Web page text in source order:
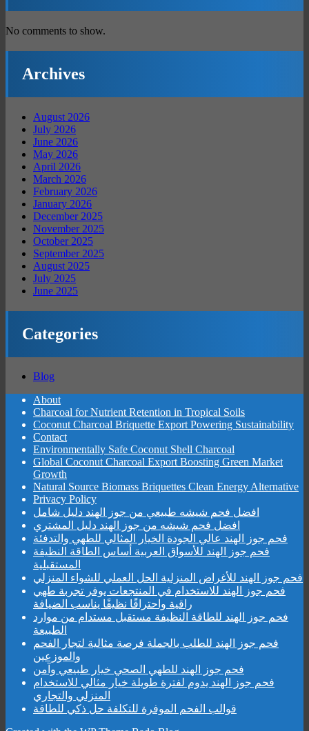
No comments to show.
Archives
August 2026
July 2026
June 2026
May 2026
April 2026
March 2026
February 2026
January 2026
December 2025
November 2025
October 2025
September 2025
August 2025
July 2025
June 2025
Categories
Blog
About
Charcoal for Nutrient Retention in Tropical Soils
Coconut Charcoal Briquette Export Powering Sustainability
Contact
Environmentally Safe Coconut Shell Charcoal
Global Coconut Charcoal Export Boosting Green Market
Growth
Natural Source Biomass Briquettes Clean Energy Alternative
Privacy Policy
افضل فحم شيشه طبيعي من جوز الهند دليل شامل
افضل فحم شيشه من جوز الهند دليل المشتري
فحم جوز الهند عالي الجودة الخيار المثالي للطهي والتدفئة
فحم جوز الهند للأسواق العربية أساس الطاقة النظيفة
المستقبلية
فحم جوز الهند للأغراض المنزلية الحل العملي للشواء المنزلي
فحم جوز الهند للاستخدام في المنتجعات يوفر تجربة طهي
راقية واحتراقًا نظيفًا يناسب الضيافة
فحم جوز الهند للطاقة النظيفة مستقبل مستدام من موارد
الطبيعة
فحم جوز الهند للطلب بالجملة فرصة مثالية لتجار الفحم
والموزعين
فحم جوز الهند للطهي الصحي خيار طبيعي وآمن
فحم جوز الهند يدوم لفترة طويلة خيار مثالي للاستخدام
المنزلي والتجاري
قوالب الفحم الموفرة للتكلفة حل ذكي للطاقة